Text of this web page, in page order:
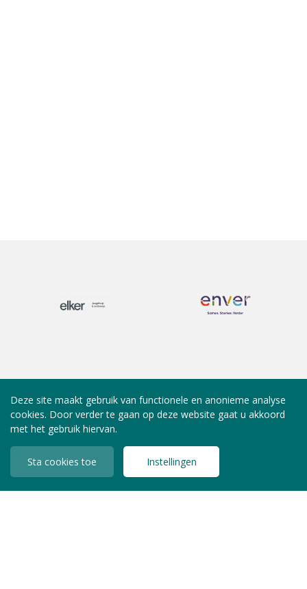
Deze site maakt gebruik van functionele en anonieme analyse
cookies. Door verder te gaan op deze website gaat u akkoord
met het gebruik hiervan.
Sta cookies toe Instellingen